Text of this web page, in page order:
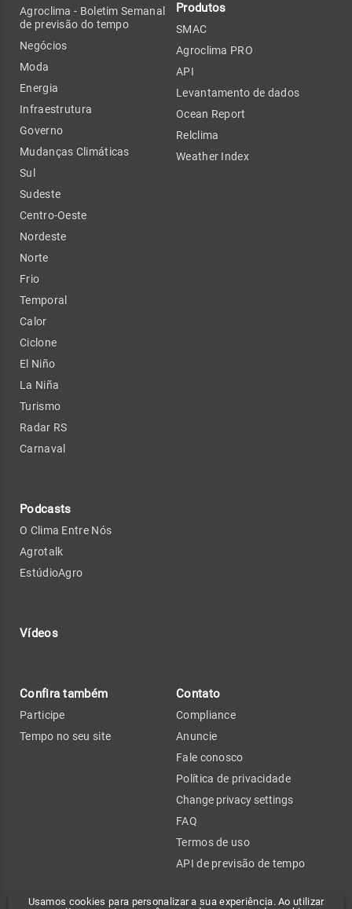
Usamos cookies para personalizar a sua experiência. Ao utilizar
Agroclima - Boletim Semanal
de previsão do tempo
Negócios
Moda
Energia
Infraestrutura
Governo
Mudanças Climáticas
Sul
Sudeste
Centro-Oeste
Nordeste
Norte
Frio
Temporal
Calor
Ciclone
El Niño
La Niña
Turismo
Radar RS
Carnaval
Podcasts
O Clima Entre Nós
Agrotalk
EstúdioAgro
Vídeos
Produtos
SMAC
Agroclima PRO
API
Levantamento de dados
Ocean Report
Relclima
Weather Index
Confira também
Participe
Tempo no seu site
Contato
Compliance
Anuncie
Fale conosco
Política de privacidade
Change privacy settings
FAQ
Termos de uso
API de previsão de tempo